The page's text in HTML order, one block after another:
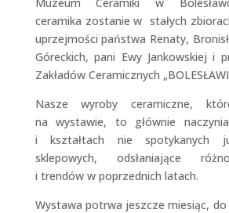
ceramika zostanie w stałych
uprzejmości państwa Renaty,
Góreckich, pani Ewy Jankowskiej i
Zakładów Ceramicznych
Nasze wyroby ceramiczne,
na wystawie, to głównie
i kształtach nie spotykanych
sklepowych, odsłaniające
i trendów w poprzednich latach.
Wystawa potrwa jeszcze miesiąc,